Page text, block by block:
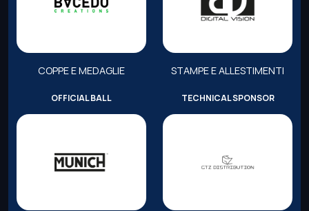
COPPE E MEDAGLIE STAMPE E ALLESTIMENTI
OFFICIAL BALL TECHNICAL SPONSOR